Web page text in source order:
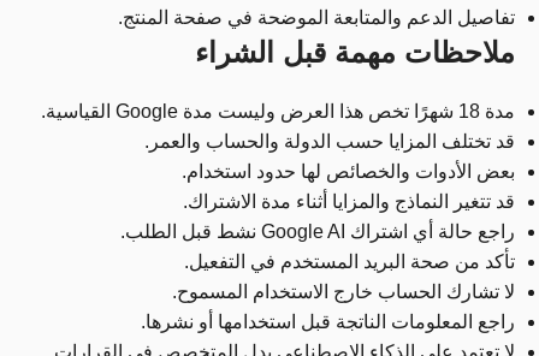
تفاصيل الدعم والمتابعة الموضحة في صفحة المنتج.
ملاحظات مهمة قبل الشراء
مدة 18 شهرًا تخص هذا العرض وليست مدة Google القياسية.
قد تختلف المزايا حسب الدولة والحساب والعمر.
بعض الأدوات والخصائص لها حدود استخدام.
قد تتغير النماذج والمزايا أثناء مدة الاشتراك.
راجع حالة أي اشتراك Google AI نشط قبل الطلب.
تأكد من صحة البريد المستخدم في التفعيل.
لا تشارك الحساب خارج الاستخدام المسموح.
راجع المعلومات الناتجة قبل استخدامها أو نشرها.